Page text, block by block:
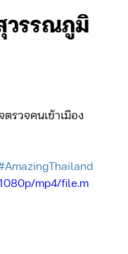
.
วรรณภูมิ
รวจคนเข้าเมือง
mp4/file.m